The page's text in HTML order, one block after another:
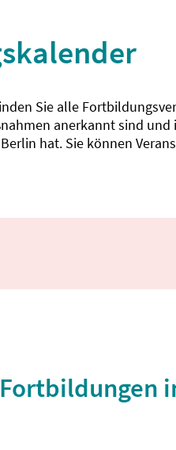
Sie alle
anerkannt sind
hat. Sie können